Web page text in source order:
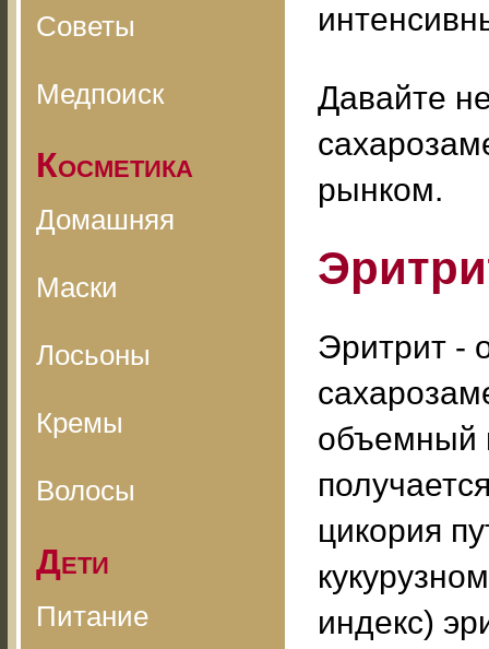
Советы
Медпоиск
Косметика
Домашняя
Маски
Лосьоны
Кремы
Волосы
Дети
Питание
Давайте
рынком.
Эритрит -
объемный
цикория
индекс)